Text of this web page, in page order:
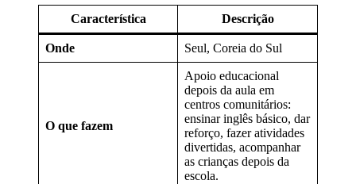
Característica Descrição
Onde Seul, Coreia do Sul
O que fazem
Apoio educacional
depois da aula em
centros comunitários:
ensinar inglês básico, dar
reforço, fazer atividades
divertidas, acompanhar
as crianças depois da
escola.